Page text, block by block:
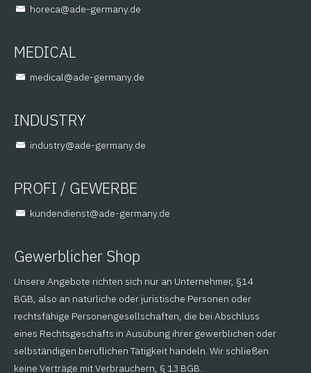
ed.ynamreg-eda
@aceroh
MEDICAL
ed.ynamreg-eda
@lacidem
INDUSTRY
ed.ynamreg-eda
@yrtsudni
PROFI / GEWERBE
ed.ynamreg-eda
@tsneidnednuk
Gewerblicher Shop
Unsere Angebote richten sich nur an Unternehmer, §14
BGB, also an natürliche oder juristische Personen oder
rechtsfähige Personengesellschaften, die bei Abschluss
eines Rechtsgeschäfts in Ausübung ihrer gewerblichen oder
selbständigen beruflichen Tätigkeit handeln. Wir schließen
keine Verträge mit Verbrauchern, § 13 BGB.